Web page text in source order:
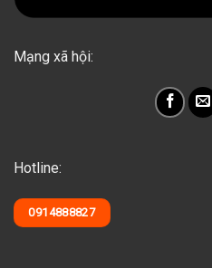
Mạng xã hội:
Hotline:
0914888827